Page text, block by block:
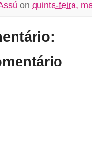
on quinta-feira,